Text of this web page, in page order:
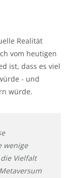
Realität
vom heutigen
ist, dass es viel
- und
würde.
wenige
Vielfalt